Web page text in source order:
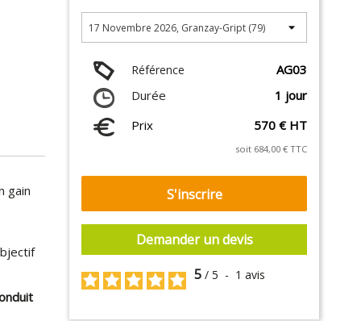
gain
Référence
AG03
Durée
1 jour
Prix
570 € HT
soit 684,00 € TTC
S'inscrire
Demander un devis
5 / 5 - 1 avis